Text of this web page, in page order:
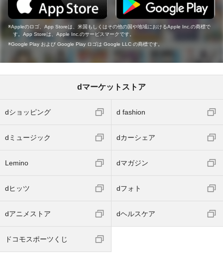
Appleのロゴ、App Storeは、米国もしくはその他の国や地域におけるApple Inc.の商標で
す。App Storeは、Apple Inc.のサービスマークです。
Google Play および Google Play ロゴは Google LLC の商標です。
dマーケットストア
dショッピング d fashion
dミュージック dカーシェア
Lemino dマガジン
dヒッツ dフォト
dアニメストア dヘルスケア
ドコモスポーツくじ